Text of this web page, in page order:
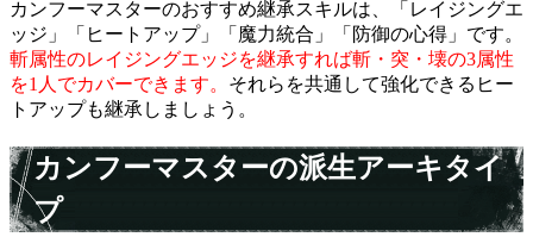
カンフーマスターのおすすめ継承スキルは、「レイジングエ
ッジ」「ヒートアップ」「魔力統合」「防御の心得」です。
斬属性のレイジングエッジを継承すれば斬・突・壊の3属性
を1人でカバーできます。 それらを共通して強化できるヒー
トアップも継承しましょう。
カンフーマスターの派生アーキタイ
プ